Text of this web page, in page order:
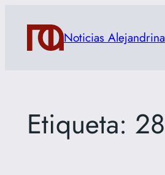
contenido
Noticias Alejandrina
Etiqueta: 28